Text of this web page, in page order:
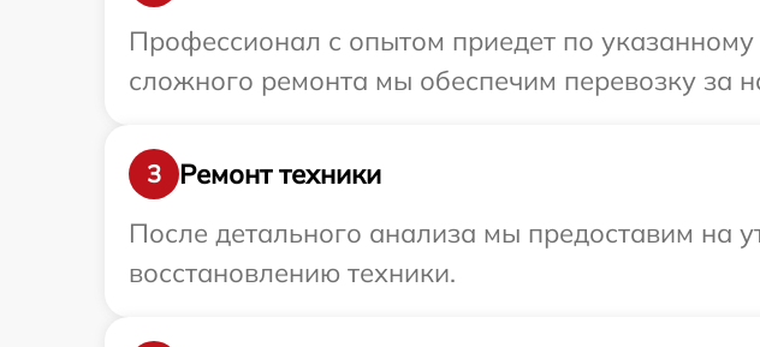
Профессионал с опытом приедет по
сложного ремонта мы обеспечим перевозку за
3
Ремонт техники
После детального анализа мы предоставим на
восстановлению техники.